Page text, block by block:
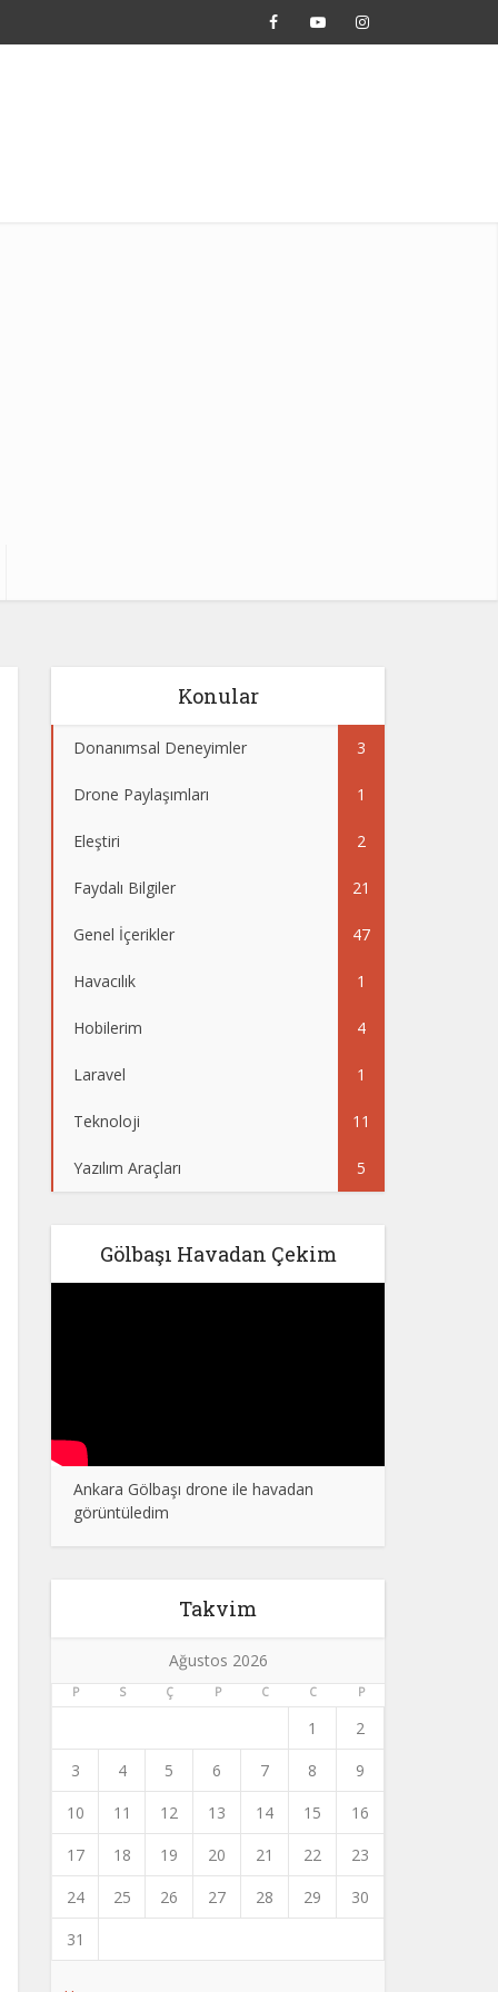
Konular
Donanımsal Deneyimler 3
Drone Paylaşımları 1
Eleştiri 2
Faydalı Bilgiler 21
Genel İçerikler 47
Havacılık 1
Hobilerim 4
Laravel 1
Teknoloji 11
Yazılım Araçları 5
Gölbaşı Havadan Çekim
Ankara Gölbaşı drone ile havadan
görüntüledim
Takvim
Ağustos 2026
P S Ç P C C P
1
2
3
4 5 6 7 8
9
10
11 12 13 14 15
16
17
18 19 20 21 22
23
24
25 26 27 28 29
30
31